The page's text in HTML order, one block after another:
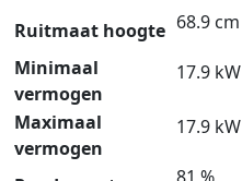
Ruitmaat hoogte 68.9 cm
Minimaal
vermogen
17.9 kW
Maximaal
vermogen
17.9 kW